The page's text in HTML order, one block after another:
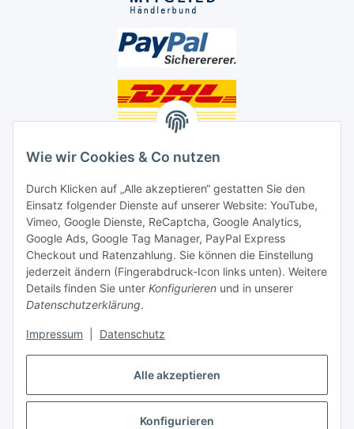
Alle akzeptieren
Konfigurieren
Wie wir Cookies & Co nutzen
Durch Klicken auf „Alle akzeptieren“ gestatten Sie den
Einsatz folgender Dienste auf unserer Website: YouTube,
Vimeo, Google Dienste, ReCaptcha, Google Analytics,
Google Ads, Google Tag Manager, PayPal Express
Checkout und Ratenzahlung. Sie können die Einstellung
jederzeit ändern (Fingerabdruck-Icon links unten). Weitere
Details finden Sie unter Konfigurieren und in unserer
Datenschutzerklärung.
Impressum Datenschutz
Social Media
Unsere Dienstleistungen
Lampenreparatur
Lichtservice für Senioren
Vertrag widerrufen
* Alle Preise inkl. gesetzlicher USt., ** siehe Lieferbedingungen, zzgl.